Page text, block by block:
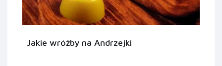
Jakie wróżby na Andrzejki